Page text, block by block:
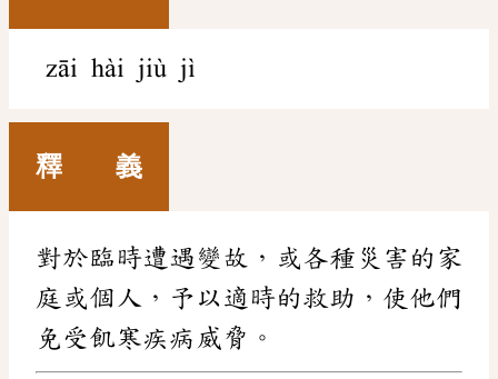
zāi hài jiù jì
釋 義
對於臨時遭遇變故，或各種災害的家
庭或個人，予以適時的救助，使他們
免受飢寒疾病威脅。